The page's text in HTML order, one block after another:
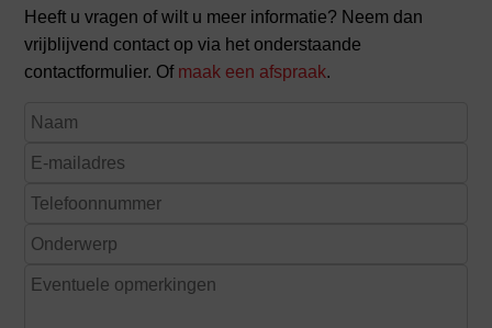
Heeft u vragen of wilt u meer informatie? Neem dan
vrijblijvend contact op via het onderstaande
contactformulier. Of maak een afspraak.